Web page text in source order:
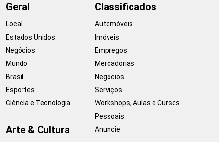
Geral
Local
Estados Unidos
Negócios
Mundo
Brasil
Esportes
Ciência e Tecnologia
Arte & Cultura
Classificados
Automóveis
Imóveis
Empregos
Mercadorias
Negócios
Serviços
Workshops, Aulas e Cursos
Pessoais
Anuncie